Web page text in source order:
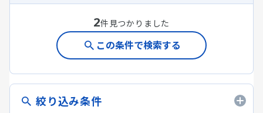
2件見つかりました
この条件で検索する
絞り込み条件